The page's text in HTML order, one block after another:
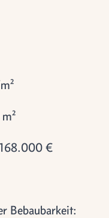
€
Bebaubarkeit: